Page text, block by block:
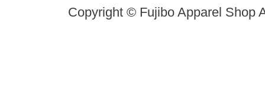
Copyright © Fujibo Apparel Shop